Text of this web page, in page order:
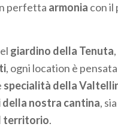
perfetta armonia con il
giardino della Tenuta
, ogni location è
specialità della
della nostra cantina,
territorio.